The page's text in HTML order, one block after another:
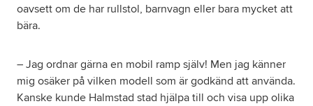
oavsett om de har rullstol, barnvagn eller bara mycket att
bära.
– Jag ordnar gärna en mobil ramp själv! Men jag känner
mig osäker på vilken modell som är godkänd att använda.
Kanske kunde Halmstad stad hjälpa till och visa upp olika